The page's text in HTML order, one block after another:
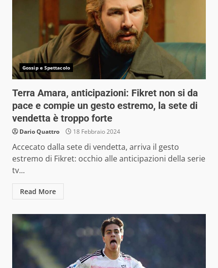
Gossip e Spettacolo
Terra Amara, anticipazioni: Fikret non si da
pace e compie un gesto estremo, la sete di
vendetta è troppo forte
Dario Quattro 18 Febbraio 2024
Accecato dalla sete di vendetta, arriva il gesto
estremo di Fikret: occhio alle anticipazioni della serie
tv...
Read More